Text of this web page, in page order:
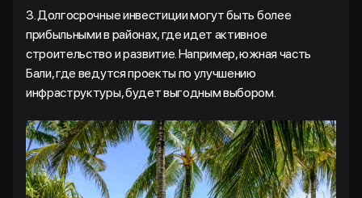
3. Долгосрочные инвестиции могут быть более
прибыльными в районах, где идет активное
строительство и развитие. Например, южная часть
Бали, где ведутся проекты по улучшению
инфраструктуры, будет выгодным выбором.